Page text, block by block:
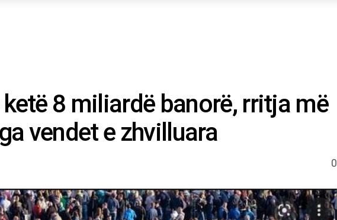
8 miliardë banorë, rritja më
vendet e zhvilluara
0